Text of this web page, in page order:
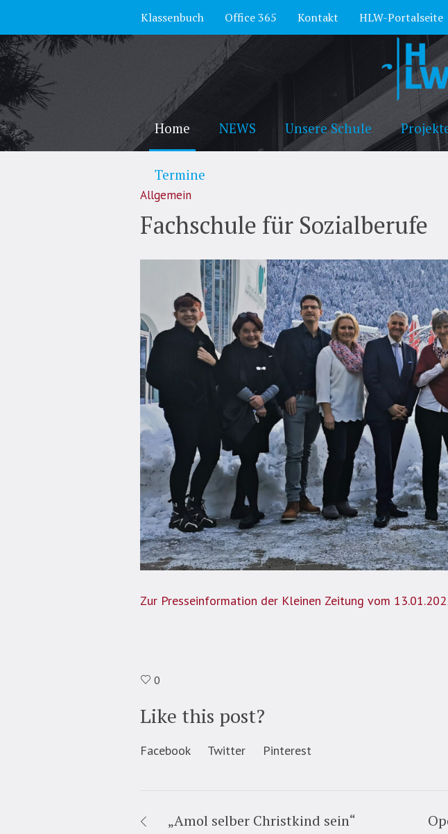
Klassenbuch Office 365 Kontakt HLW-Portalseite
Home NEWS Unsere Schule
Termine
Allgemein
Fachschule für Sozialberufe
Zur Presseinformation der Kleinen Zeitung vom
0
Like this post?
Facebook Twitter Pinterest
„Amol selber Christkind sein“